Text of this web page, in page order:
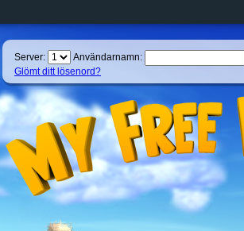
Server: Användarnamn:
Glömt ditt lösenord?